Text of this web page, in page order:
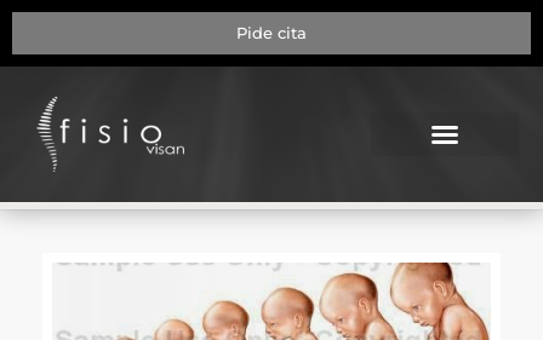
Pide cita